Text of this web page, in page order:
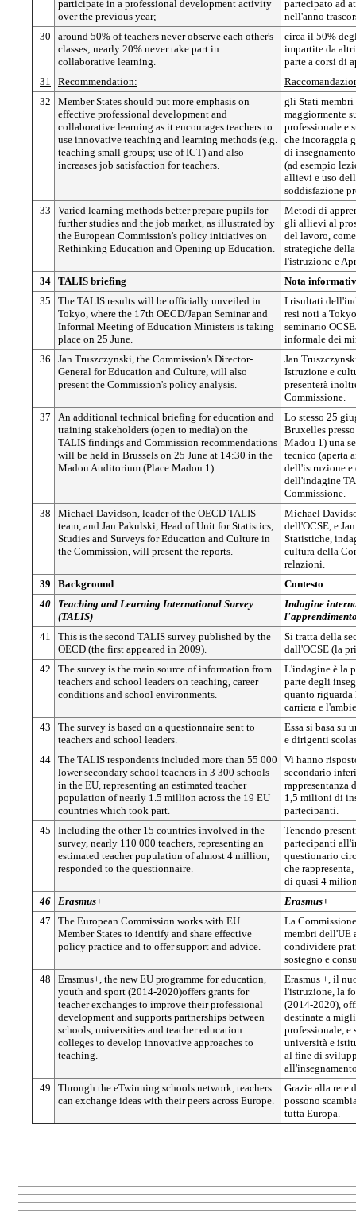
participate in a professional development activity
over the previous year;
partecipato ad
nell'anno
30
around 50% of teachers never observe each other's
classes; nearly 20% never take part in
collaborative learning.
circa il 50%
impartite da
parte a corsi di
31
Recommendation:
32
Member States should put more emphasis on
effective professional development and
collaborative learning as it encourages teachers to
use innovative teaching and learning methods (e.g.
teaching small groups; use of ICT) and also
increases job satisfaction for teachers.
gli Stati membri
maggiormente
professionale e
che incoraggia
di
(ad esempio
allievi e uso
soddisfazione
33
Varied learning methods better prepare pupils for
further studies and the job market, as illustrated by
the European Commission's policy initiatives on
Rethinking Education and Opening up Education.
Metodi di
gli allievi al
del lavoro,
strategiche
l'istruzione e
34 TALIS briefing
Nota
35
The TALIS results will be officially unveiled in
Tokyo, where the 17th OECD/Japan Seminar and
Informal Meeting of Education Ministers is taking
place on 25 June.
I risultati
resi noti a
seminario
informale dei
36
Jan Truszczynski, the Commission's Director-
General for Education and Culture, will also
present the Commission's policy analysis.
Jan
Istruzione e
presenterà
Commissione.
37
An additional technical briefing for education and
training stakeholders (open to media) on the
TALIS findings and Commission recommendations
will be held in Brussels on 25 June at 14:30 in the
Madou Auditorium (Place Madou 1).
Lo stesso 25
Bruxelles
Madou 1) una
tecnico (aperta
dell'istruzione
dell'indagine
Commissione.
38
Michael Davidson, leader of the OECD TALIS
team, and Jan Pakulski, Head of Unit for Statistics,
Studies and Surveys for Education and Culture in
the Commission, will present the reports.
Michael
dell'OCSE, e
Statistiche,
cultura della
relazioni.
39
Background
Contesto
40
Teaching and Learning International Survey
(TALIS)
Indagine
41
This is the second TALIS survey published by the
OECD (the first appeared in 2009).
Si tratta della
dall'OCSE (la
42
The survey is the main source of information from
teachers and school leaders on teaching, career
conditions and school environments.
L'indagine è la
parte degli
quanto
carriera e
43
The survey is based on a questionnaire sent to
teachers and school leaders.
Essa si basa su
e dirigenti
44 The TALIS respondents included more than 55 000
lower secondary school teachers in 3 300 schools
in the EU, representing an estimated teacher
population of nearly 1.5 million across the 19 EU
countries which took part.
Vi hanno
secondario
rappresentanza
1,5 milioni di
partecipanti.
45
Including the other 15 countries involved in the
survey, nearly 110 000 teachers, representing an
estimated teacher population of almost 4 million,
responded to the questionnaire.
Tenendo
partecipanti
questionario
che
di quasi 4
46 Erasmus+
Erasmus+
47
The European Commission works with EU
Member States to identify and share effective
policy practice and to offer support and advice.
La
membri dell'UE
condividere
sostegno e
48
Erasmus+, the new EU programme for education,
youth and sport (2014-2020)offers grants for
teacher exchanges to improve their professional
development and supports partnerships between
schools, universities and teacher education
colleges to develop innovative approaches to
teaching.
Erasmus +, il
l'istruzione, la
(2014-2020),
destinate a
professionale, e
università e
al fine di
49
Through the eTwinning schools network, teachers
can exchange ideas with their peers across Europe.
Grazie alla rete
possono
tutta Europa.